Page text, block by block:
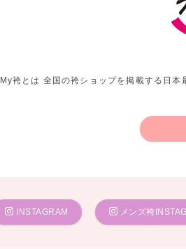
My袴とは 全国の袴ショップを掲載する日
INSTAGRAM メンズ袴